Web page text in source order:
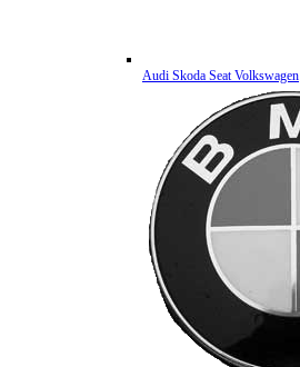
Audi Skoda Seat Volkswagen